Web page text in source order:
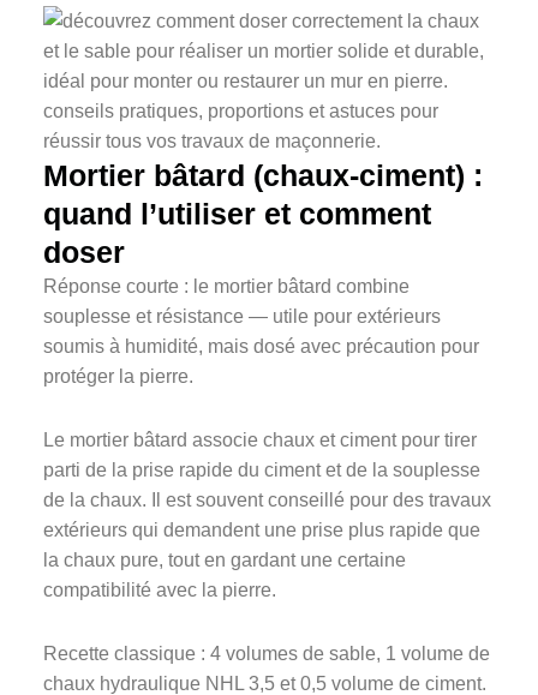
Mortier bâtard (chaux‑ciment) :
quand l’utiliser et comment
doser
Réponse courte : le mortier bâtard combine
souplesse et résistance — utile pour extérieurs
soumis à humidité, mais dosé avec précaution pour
protéger la pierre.
Le mortier bâtard associe chaux et ciment pour tirer
parti de la prise rapide du ciment et de la souplesse
de la chaux. Il est souvent conseillé pour des travaux
extérieurs qui demandent une prise plus rapide que
la chaux pure, tout en gardant une certaine
compatibilité avec la pierre.
Recette classique : 4 volumes de sable, 1 volume de
chaux hydraulique NHL 3,5 et 0,5 volume de ciment.